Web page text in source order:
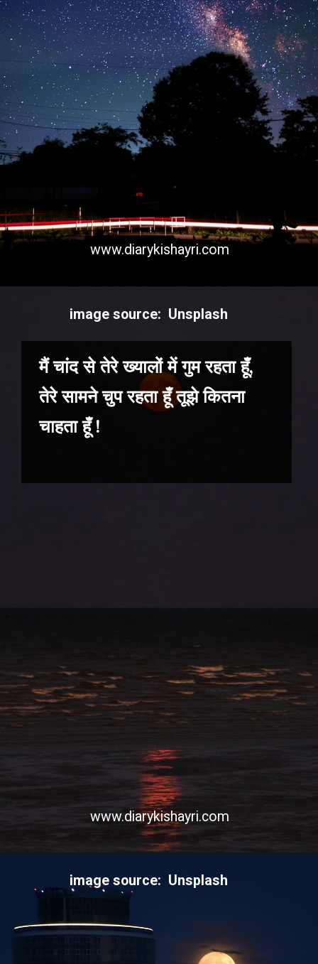
www.diarykishayri.com
Opening
मैं चांद से तेरे ख्यालों में गुम रहता हूँ,
तेरे सामने चुप रहता हूँ तूझे कितना
चाहता हूँ !
www.diarykishayri.com
image source: Unsplash
image source: Unsplash